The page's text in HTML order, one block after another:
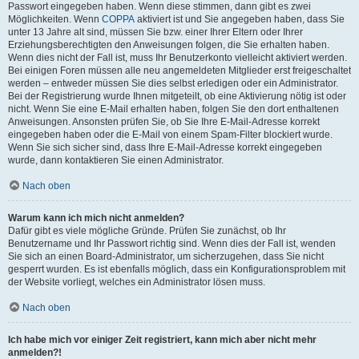
Passwort eingegeben haben. Wenn diese stimmen, dann gibt es zwei
Möglichkeiten. Wenn COPPA aktiviert ist und Sie angegeben haben, dass Sie
unter 13 Jahre alt sind, müssen Sie bzw. einer Ihrer Eltern oder Ihrer
Erziehungsberechtigten den Anweisungen folgen, die Sie erhalten haben.
Wenn dies nicht der Fall ist, muss Ihr Benutzerkonto vielleicht aktiviert werden.
Bei einigen Foren müssen alle neu angemeldeten Mitglieder erst freigeschaltet
werden – entweder müssen Sie dies selbst erledigen oder ein Administrator.
Bei der Registrierung wurde Ihnen mitgeteilt, ob eine Aktivierung nötig ist oder
nicht. Wenn Sie eine E-Mail erhalten haben, folgen Sie den dort enthaltenen
Anweisungen. Ansonsten prüfen Sie, ob Sie Ihre E-Mail-Adresse korrekt
eingegeben haben oder die E-Mail von einem Spam-Filter blockiert wurde.
Wenn Sie sich sicher sind, dass Ihre E-Mail-Adresse korrekt eingegeben
wurde, dann kontaktieren Sie einen Administrator.
Nach oben
Warum kann ich mich nicht anmelden?
Dafür gibt es viele mögliche Gründe. Prüfen Sie zunächst, ob Ihr
Benutzername und Ihr Passwort richtig sind. Wenn dies der Fall ist, wenden
Sie sich an einen Board-Administrator, um sicherzugehen, dass Sie nicht
gesperrt wurden. Es ist ebenfalls möglich, dass ein Konfigurationsproblem mit
der Website vorliegt, welches ein Administrator lösen muss.
Nach oben
Ich habe mich vor einiger Zeit registriert, kann mich aber nicht mehr
anmelden?!